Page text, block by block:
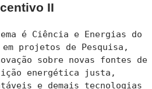
II
é Ciência e Energias do
projetos de Pesquisa,
sobre novas fontes de
energética justa,
e demais tecnologias